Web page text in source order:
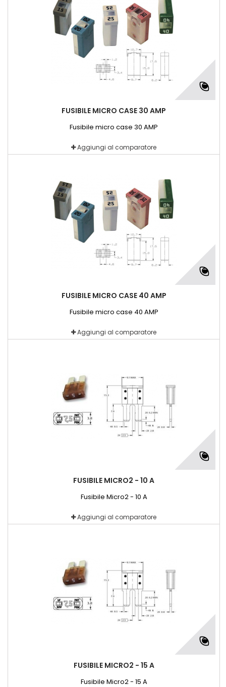
FUSIBILE MICRO CASE 30 AMP
Fusibile micro case 30 AMP
Aggiungi al comparatore
FUSIBILE MICRO CASE 40 AMP
Fusibile micro case 40 AMP
Aggiungi al comparatore
FUSIBILE MICRO2 - 10 A
Fusibile Micro2 - 10 A
Aggiungi al comparatore
FUSIBILE MICRO2 - 15 A
Fusibile Micro2 - 15 A